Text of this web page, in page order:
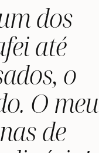
dos
até
o
O meu
de